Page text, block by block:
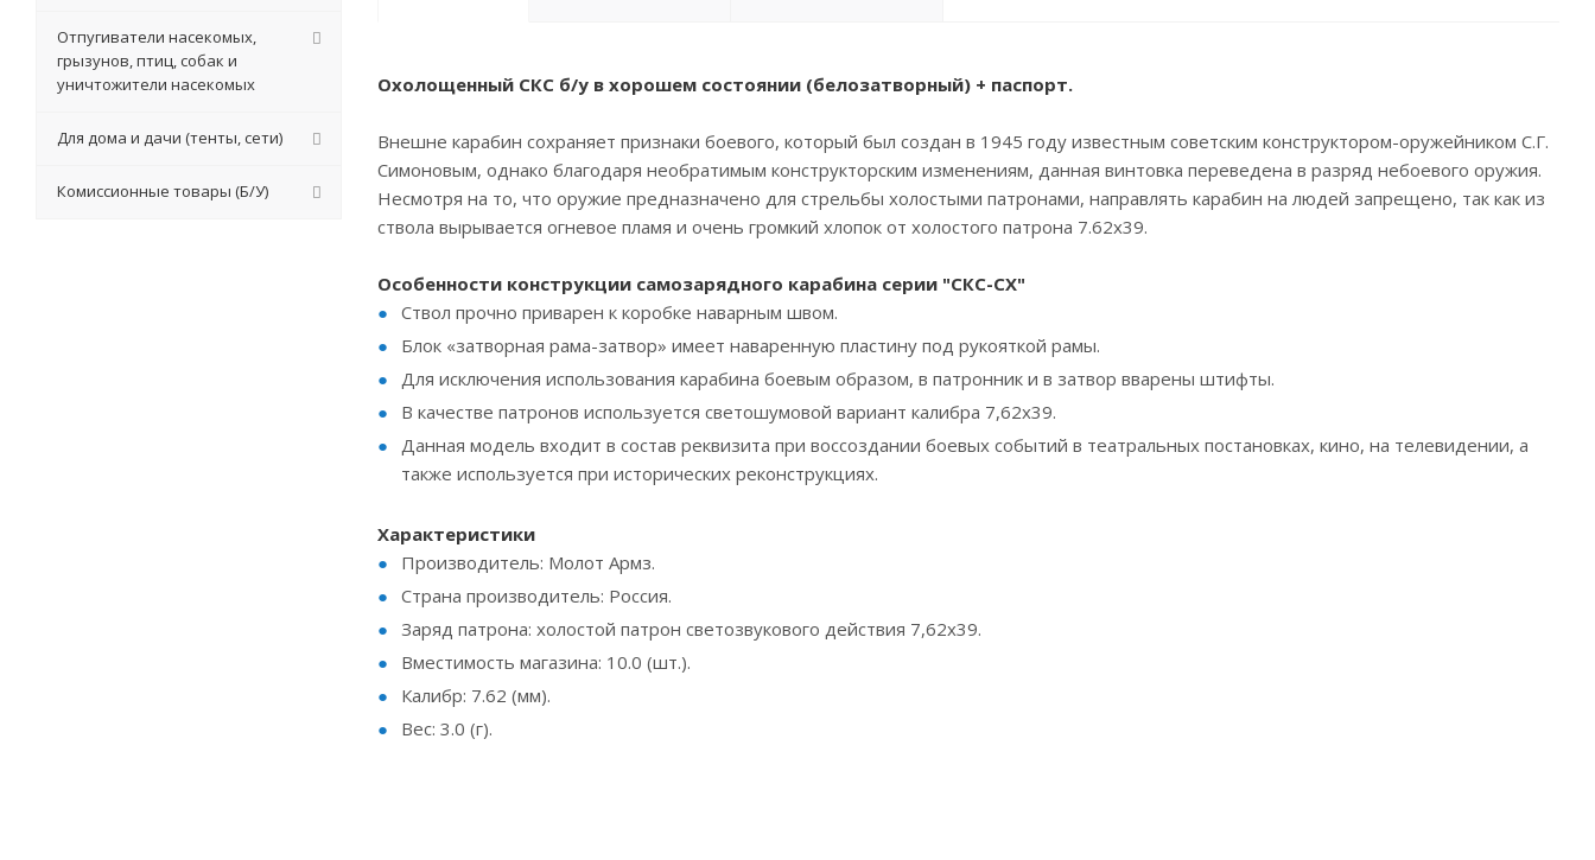
Охолощенный СКС б/у в хорошем состоянии (белозатворный) + паспорт.
Внешне карабин сохраняет признаки боевого, который был создан в 1945 году известным советским конструктором-оружейником С.Г.
Симоновым, однако благодаря необратимым конструкторским изменениям, данная винтовка переведена в разряд небоевого оружия.
Несмотря на то, что оружие предназначено для стрельбы холостыми патронами, направлять карабин на людей запрещено, так как из
ствола вырывается огневое пламя и очень громкий хлопок от холостого патрона 7.62х39.
Особенности конструкции самозарядного карабина серии "СКС-СХ"
Ствол прочно приварен к коробке наварным швом.
Блок «затворная рама-затвор» имеет наваренную пластину под рукояткой рамы.
Для исключения использования карабина боевым образом, в патронник и в затвор вварены штифты.
В качестве патронов используется светошумовой вариант калибра 7,62х39.
Данная модель входит в состав реквизита при воссоздании боевых событий в театральных постановках, кино, на телевидении, а
также используется при исторических реконструкциях.
Характеристики
Производитель: Молот Армз.
Страна производитель: Россия.
Заряд патрона: холостой патрон светозвукового действия 7,62х39.
Вместимость магазина: 10.0 (шт.).
Калибр: 7.62 (мм).
Вес: 3.0 (г).
Отпугиватели насекомых,
грызунов, птиц, собак и
уничтожители насекомых
Для дома и дачи (тенты, сети)
Комиссионные товары (Б/У)